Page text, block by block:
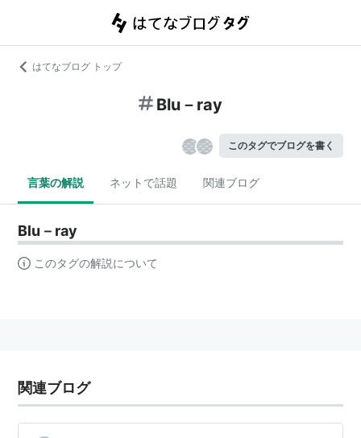
はてなブログ トップ
Blu－ray
このタグでブログを書く
言葉の解説 ネットで話題 関連ブログ
Blu－ray
このタグの解説について
関連ブログ